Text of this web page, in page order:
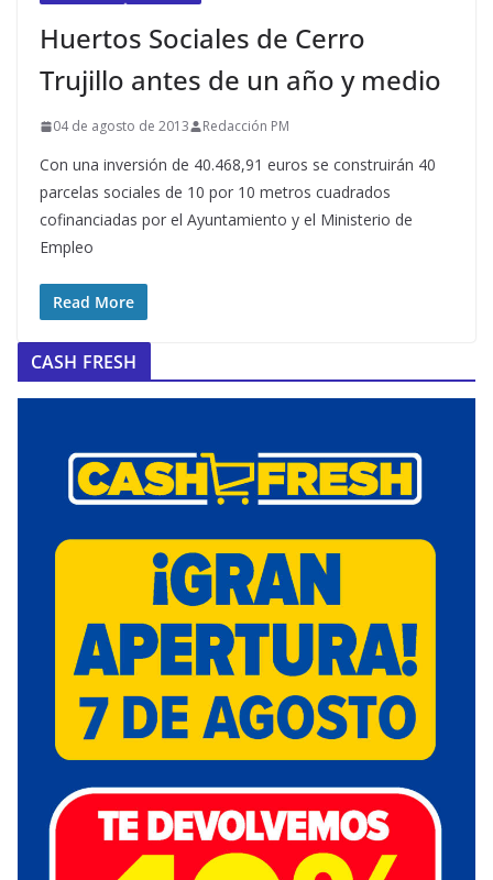
Huertos Sociales de Cerro
Trujillo antes de un año y medio
04 de agosto de 2013 Redacción PM
Con una inversión de 40.468,91 euros se construirán 40
parcelas sociales de 10 por 10 metros cuadrados
cofinanciadas por el Ayuntamiento y el Ministerio de
Empleo
Read More
CASH FRESH